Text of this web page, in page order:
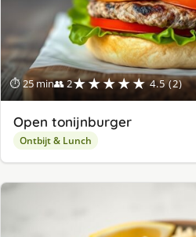
⏱ 25 min👥 2★★★★★ 4.5 (2)
Open tonijnburger
Ontbijt & Lunch